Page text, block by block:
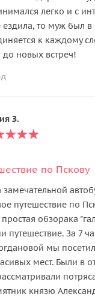
легко и с
то муж был
к каждому
новых встреч!
З.
по Пскову
путешествие по
простая обзорака
путешествие. За 7
мы
мест. Были в
князю